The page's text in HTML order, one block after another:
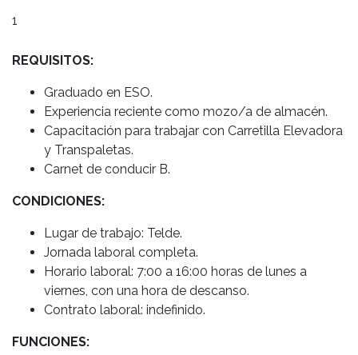
1
REQUISITOS:
Graduado en ESO.
Experiencia reciente como mozo/a de almacén.
Capacitación para trabajar con Carretilla Elevadora
y Transpaletas.
Carnet de conducir B.
CONDICIONES:
Lugar de trabajo: Telde.
Jornada laboral completa.
Horario laboral: 7:00 a 16:00 horas de lunes a
viernes, con una hora de descanso.
Contrato laboral: indefinido.
FUNCIONES: